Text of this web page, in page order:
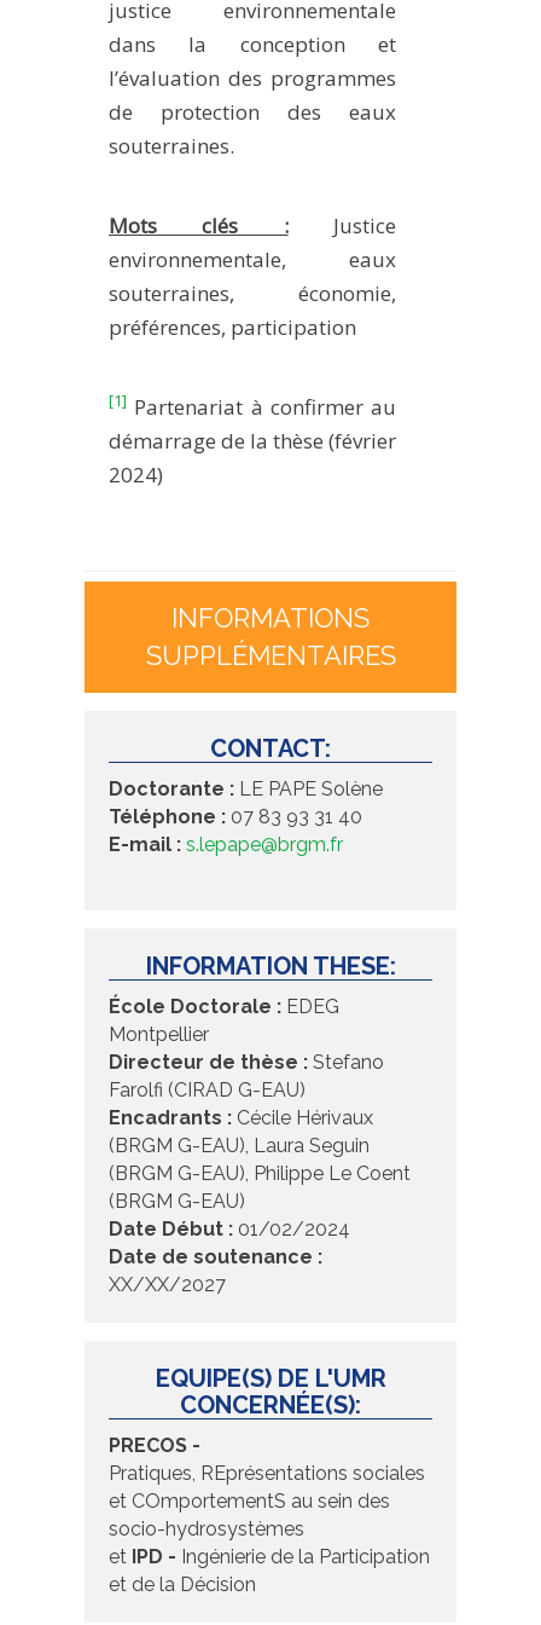
justice environnementale
dans la conception et
l’évaluation des programmes
de protection des eaux
souterraines.
Mots clés :Justice
environnementale, eaux
souterraines, économie,
préférences, participation
[1] Partenariat à confirmer au
démarrage de la thèse (février
2024)
INFORMATIONS
SUPPLÉMENTAIRES
CONTACT:
Doctorante : LE PAPE Solène
Téléphone : 07 83 93 31 40
E-mail : s.lepape@brgm.fr
INFORMATION THESE:
École Doctorale : EDEG
Montpellier
Directeur de thèse : Stefano
Farolfi (CIRAD G-EAU)
Encadrants : Cécile Hérivaux
(BRGM G-EAU), Laura Seguin
(BRGM G-EAU), Philippe Le Coent
(BRGM G-EAU)
Date Début : 01/02/2024
Date de soutenance :
XX/XX/2027
EQUIPE(S) DE L'UMR
CONCERNÉE(S):
PRECOS -
Pratiques, REprésentations sociales
et COmportementS au sein des
socio-hydrosystèmes
et IPD - Ingénierie de la Participation
et de la Décision